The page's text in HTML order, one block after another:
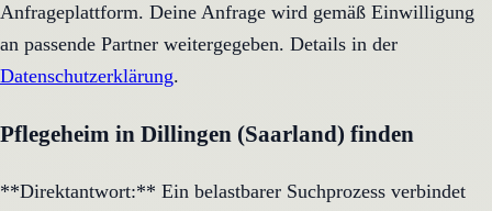
Anfrageplattform. Deine Anfrage wird gemäß Einwilligung
an passende Partner weitergegeben. Details in der
Datenschutzerklärung.
Pflegeheim in Dillingen (Saarland) finden
**Direktantwort:** Ein belastbarer Suchprozess verbindet